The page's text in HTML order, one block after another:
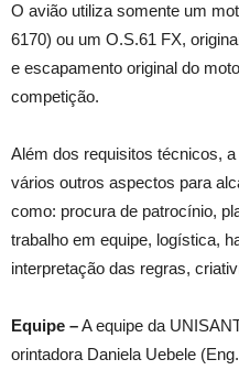
O avião utiliza somente um
6170) ou um O.S.61 FX,
e escapamento original do
competição.
Além dos requisitos técnicos,
vários outros aspectos para
como: procura de patrocínio,
trabalho em equipe, logística,
interpretação das regras,
Equipe –A equipe da
orintadora Daniela Uebele